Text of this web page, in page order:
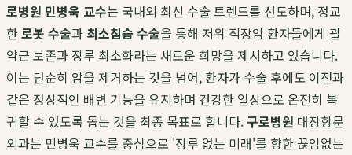
로병원 민병욱 교수는 국내외 최신 수술 트렌드를 선도하며, 정교
한로봇 수술과 최소침습 수술을 통해 저위 직장암 환자들에게 괄
약근 보존과 장루 최소화라는 새로운 희망을 제시하고 있습니다.
이는 단순히 암을 제거하는 것을 넘어, 환자가 수술 후에도 이전과
같은 정상적인 배변 기능을 유지하며 건강한 일상으로 온전히 복
귀할 수 있도록 돕는 것을 최종 목표로 합니다.구로병원 대장항문
외과는 민병욱 교수를 중심으로 '장루 없는 미래'를 향한 끊임없는